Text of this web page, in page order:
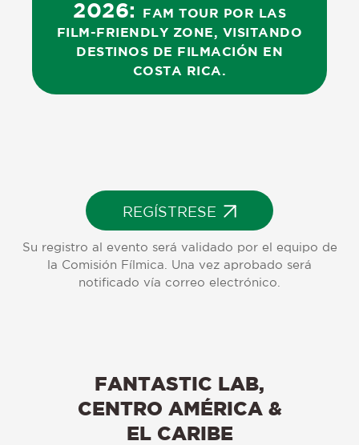
2026:
FAM TOUR POR LAS
FILM-FRIENDLY ZONE, VISITANDO
DESTINOS DE FILMACIÓN EN
COSTA RICA.
REGÍSTRESE
Su registro al evento será validado por el equipo de
la Comisión Fílmica. Una vez aprobado será
notificado vía correo electrónico.
FANTASTIC LAB,
CENTRO AMÉRICA &
EL CARIBE